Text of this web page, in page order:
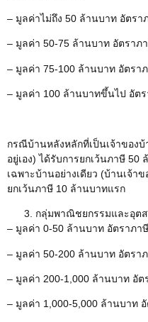
– มูลค่าไม่ถึง 50 ล้านบาท อัตรา
– มูลค่า 50-75 ล้านบาท อัตราภ
– มูลค่า 75-100 ล้านบาท อัตรา
– มูลค่า 100 ล้านบาทขึ้นไป อัตร
กรณีบ้านหลังหลักที่เป็นเจ้าของ
อยู่เอง) ได้รับการยกเว้นภาษี
เฉพาะบ้านอย่างเดียว (บ้านเจ้า
ยกเว้นภาษี 10 ล้านบาทแรก
กลุ่มพาณิชยกรรมและอุต
– มูลค่า 0-50 ล้านบาท อัตราภา
– มูลค่า 50-200 ล้านบาท อัตรา
– มูลค่า 200-1,000 ล้านบาท อัต
– มูลค่า 1,000-5,000 ล้านบาท